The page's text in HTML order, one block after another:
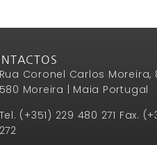
Rua Coronel Carlos Moreira,
580 Moreira | Maia Portugal
Tel. (+351) 229 480 271 Fax.
272